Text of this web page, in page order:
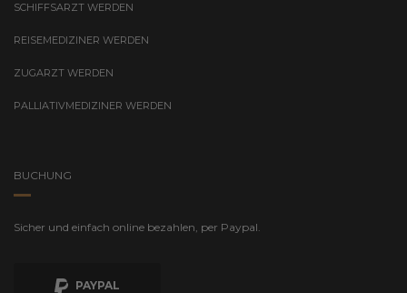
SCHIFFSARZT WERDEN
REISEMEDIZINER WERDEN
ZUGARZT WERDEN
PALLIATIVMEDIZINER WERDEN
BUCHUNG
Sicher und einfach online bezahlen, per Paypal.
PAYPAL